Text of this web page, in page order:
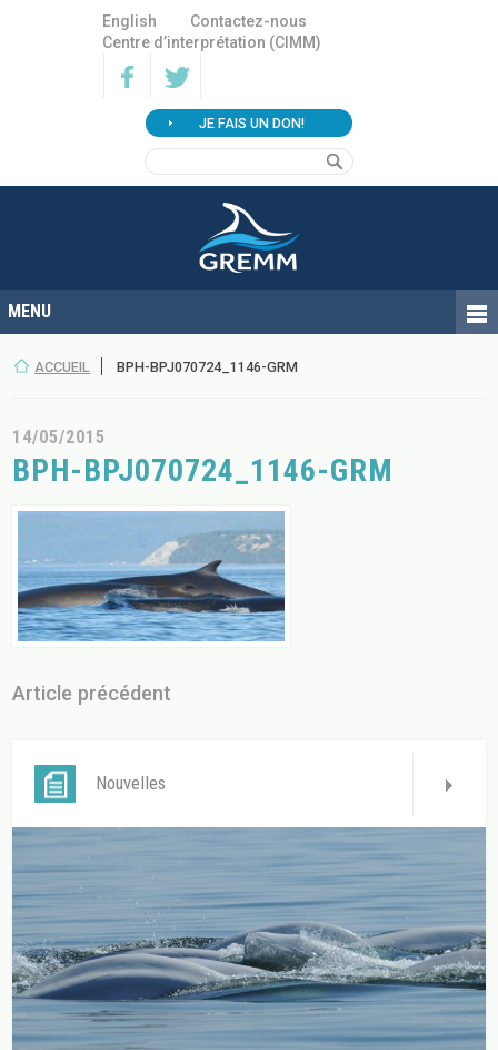
English
Contactez-nous
Centre d’interprétation (CIMM)
JE FAIS UN DON!
ACCUEIL BPH-BPJ070724_1146-GRM
14/05/2015
BPH-BPJ070724_1146-GRM
Article précédent
Nouvelles